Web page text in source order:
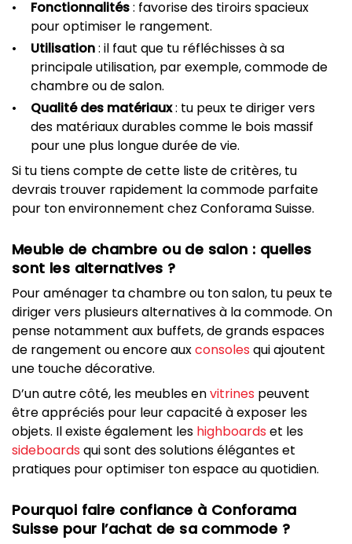
Fonctionnalités: favorise des tiroirs spacieux
pour optimiser le rangement.
Utilisation: il faut que tu réfléchisses à sa
principale utilisation, par exemple, commode de
chambre ou de salon.
Qualité des matériaux: tu peux te diriger vers
des matériaux durables comme le bois massif
pour une plus longue durée de vie.
Si tu tiens compte de cette liste de critères, tu
devrais trouver rapidement la commode parfaite
pour ton environnement chez Conforama Suisse.
Meuble de chambre ou de salon : quelles
sont les alternatives ?
Pour aménager ta chambre ou ton salon, tu peux te
diriger vers plusieurs alternatives à la commode. On
pense notamment aux buffets, de grands espaces
de rangement ou encore auxconsoles qui ajoutent
une touche décorative.
D’un autre côté, les meubles envitrines peuvent
être appréciés pour leur capacité à exposer les
objets. Il existe également les highboards et les
sideboards qui sont des solutions élégantes et
pratiques pour optimiser ton espace au quotidien.
Pourquoi faire confiance à Conforama
Suisse pour l’achat de sa commode ?